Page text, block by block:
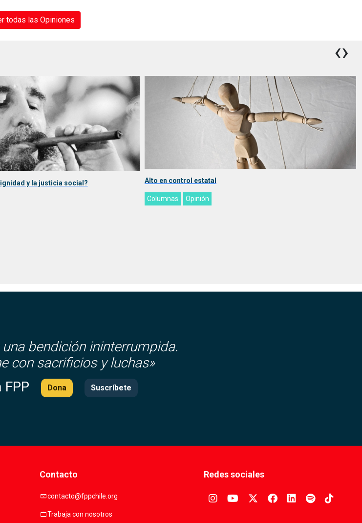
todas las Opiniones
y la justicia social? Alto en control estatal
Columnas Opinión
‹›
bendición ininterrumpida.
con sacrificios y luchas»
FPP
Dona Suscríbete
Contacto
mailcontacto@fppchile.org
workTrabaja con nosotros
Redes sociales